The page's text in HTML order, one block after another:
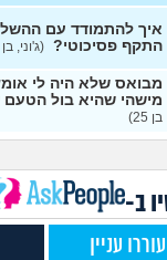
מוצצת אצבע כהרגעה,
את ארון הילדות בבית
מפסיקים לפחד מזה
(אליזבת, בת 24)
אנשים מתייעצים כל
(פפרוני, בן 25)
איך להתמודד עם
התקף פסיכוטי? (ג'וני, בן 24)
מבואס שלא היה לי
מישהי שהיא בול הטעם
בן 25)
ב-
עוררו עניין